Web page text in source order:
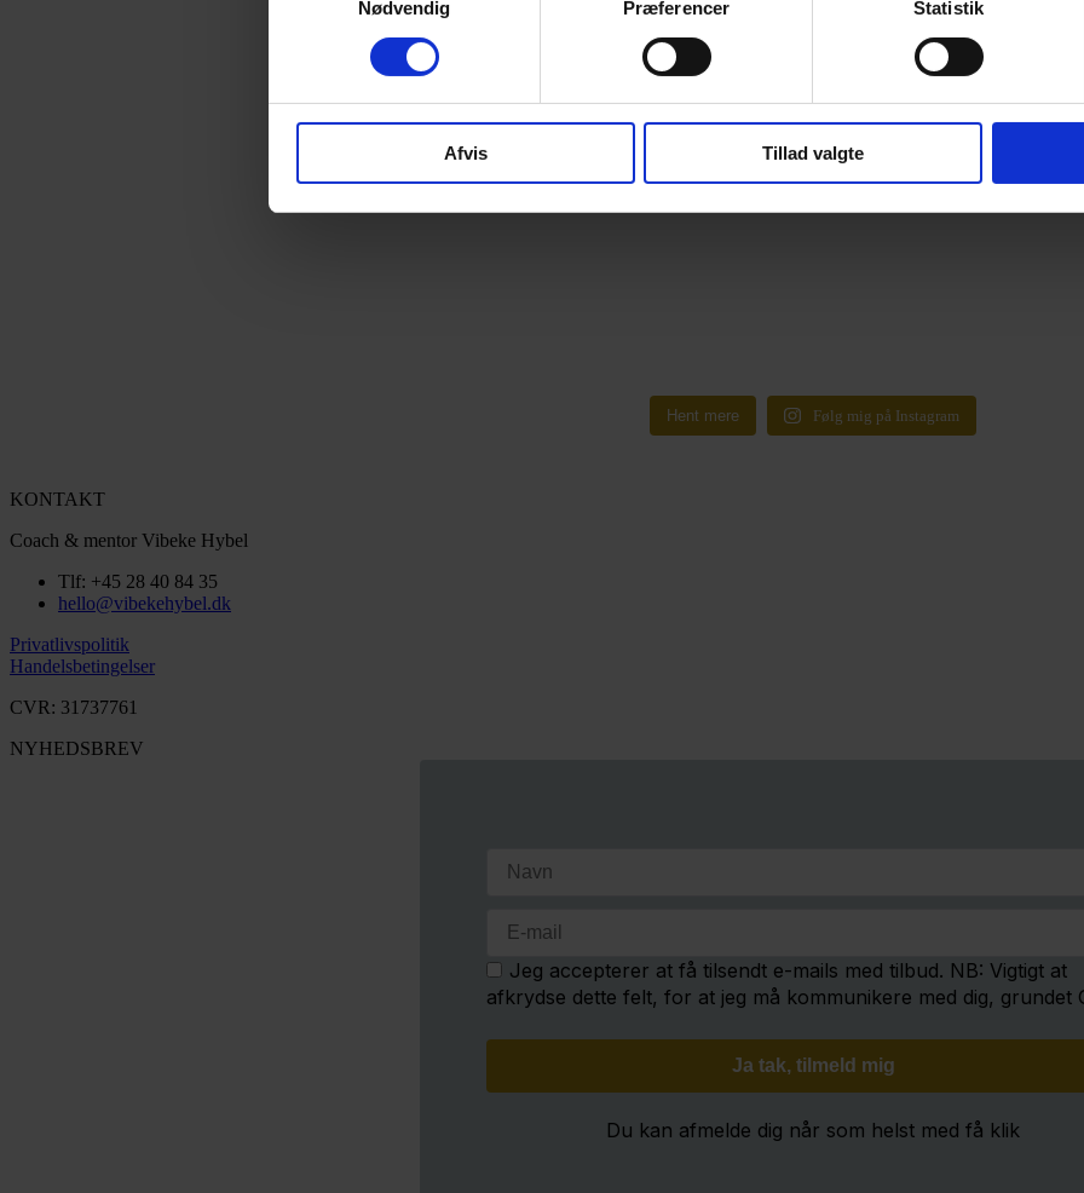
Nødvendig
Præferencer Statistik
Afvis Tillad valgte
Hent mere Følg mig på Instagram
KONTAKT
Coach & mentor Vibeke Hybel
Tlf: +45 28 40 84 35
hello@vibekehybel.dk
Privatlivspolitik
Handelsbetingelser
CVR: 31737761
NYHEDSBREV
Jeg accepterer at få tilsendt e-mails med tilbud. NB: Vigtigt at
afkrydse dette felt, for at jeg må kommunikere med dig, grundet
Du kan afmelde dig når som helst med få klik